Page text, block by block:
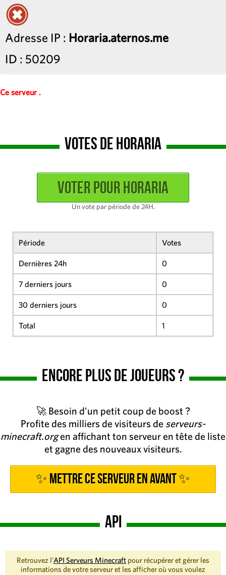
Adresse IP : Horaria.aternos.me
ID : 50209
Ce serveur .
Votes de Horaria
Un vote par période de 24H.
Période Votes
Dernières 24h 0
7 derniers jours 0
30 derniers jours 0
Total 1
Encore plus de joueurs ?
🚀 Besoin d'un petit coup de boost ?
Profite des milliers de visiteurs de serveurs-
minecraft.orgen affichant ton serveur en tête de liste
et gagne des nouveaux visiteurs.
✨ Mettre ce serveur en avant ✨
API
Retrouvez l'API Serveurs Minecraft pour récupérer et gérer les
informations de votre serveur et les afficher où vous voulez